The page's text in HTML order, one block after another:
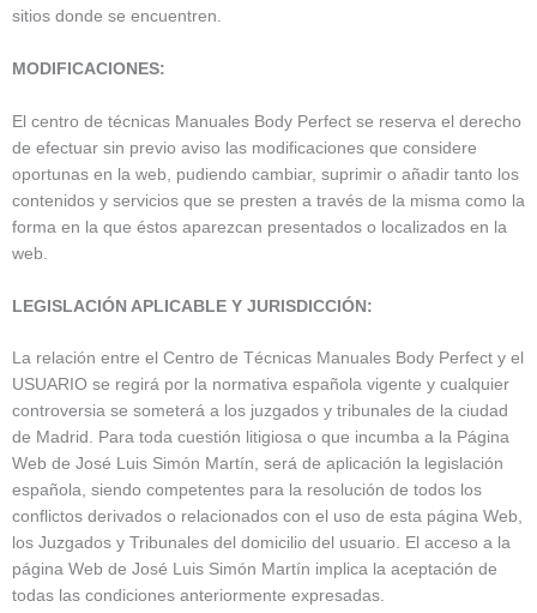
sitios donde se encuentren.
MODIFICACIONES:
El centro de técnicas Manuales Body Perfect se reserva el derecho
de efectuar sin previo aviso las modificaciones que considere
oportunas en la web, pudiendo cambiar, suprimir o añadir tanto los
contenidos y servicios que se presten a través de la misma como la
forma en la que éstos aparezcan presentados o localizados en la
web.
LEGISLACIÓN APLICABLE Y JURISDICCIÓN:
La relación entre el Centro de Técnicas Manuales Body Perfect y el
USUARIO se regirá por la normativa española vigente y cualquier
controversia se someterá a los juzgados y tribunales de la ciudad
de Madrid. Para toda cuestión litigiosa o que incumba a la Página
Web de José Luis Simón Martín, será de aplicación la legislación
española, siendo competentes para la resolución de todos los
conflictos derivados o relacionados con el uso de esta página Web,
los Juzgados y Tribunales del domicilio del usuario. El acceso a la
página Web de José Luis Simón Martín implica la aceptación de
todas las condiciones anteriormente expresadas.